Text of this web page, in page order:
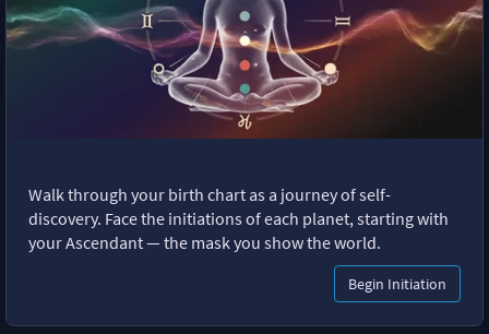
Walk through your birth chart as a journey of self-
discovery. Face the initiations of each planet, starting with
your Ascendant — the mask you show the world.
Begin Initiation